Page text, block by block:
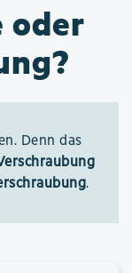
oder
Denn das
.